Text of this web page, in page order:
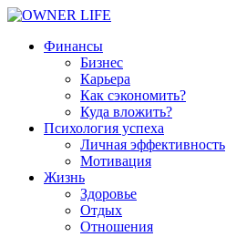
Финансы
Бизнес
Карьера
Как сэкономить?
Куда вложить?
Психология успеха
Личная эффективность
Мотивация
Жизнь
Здоровье
Отдых
Отношения